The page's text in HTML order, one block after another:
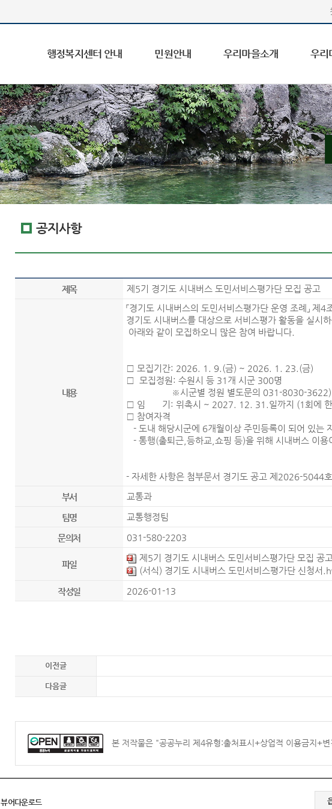
행정복지센터 안내 민원안내 우리마을소개 우리
공지사항
제목 제5기 경기도 시내버스 도민서비스평가단 모집 공고
내용
「경기도 시내버스의 도민서비스평가단 운영 조례」 제4
경기도 시내버스를 대상으로 서비스평가 활동을 실시
아래와 같이 모집하오니 많은 참여 바랍니다.
□ 모집기간: 2026. 1. 9.(금) ~ 2026. 1. 23.(금)
□ 모집정원: 수원시 등 31개 시군 300명
※시군별 정원 별도문의 031-8030-3622)
□ 임 기: 위촉시 ~ 2027. 12. 31.일까지 (1회에 한
□ 참여자격
- 도내 해당시군에 6개월이상 주민등록이 되어 있는
- 통행(출퇴근,등하교,쇼핑 등)을 위해 시내버스 이용
- 자세한 사항은 첨부문서 경기도 공고 제2026-5044
부서
교통과
팀명 교통행정팀
문의처 031-580-2203
파일
제5기 경기도 시내버스 도민서비스평가단 모집 공
(서식) 경기도 시내버스 도민서비스평가단 신청서
작성일 2026-01-13
이전글
다음글
본 저작물은 "공공누리 제4유형:출처표시+상업적 이용금지+변
뷰어다운로드